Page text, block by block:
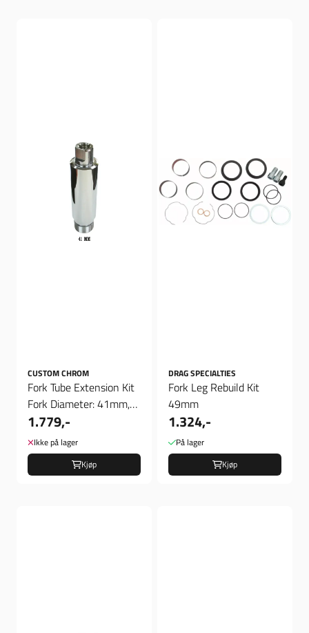
CUSTOM CHROM
Fork Tube Extension Kit
Fork Diameter: 41mm,
Length: 4"
1.779,-
Ikke på lager
Kjøp
DRAG SPECIALTIES
Fork Leg Rebuild Kit
49mm
1.324,-
På lager
Kjøp